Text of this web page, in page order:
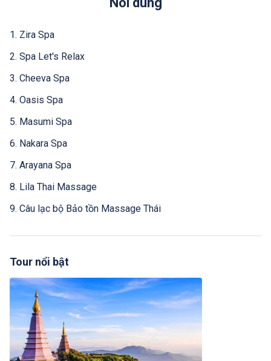
1. Zira Spa
2. Spa Let's Relax
3. Cheeva Spa
4. Oasis Spa
5. Masumi Spa
6. Nakara Spa
7. Arayana Spa
8. Lila Thai Massage
9. Câu lạc bộ Bảo tồn Massage Thái
Tour nổi bật